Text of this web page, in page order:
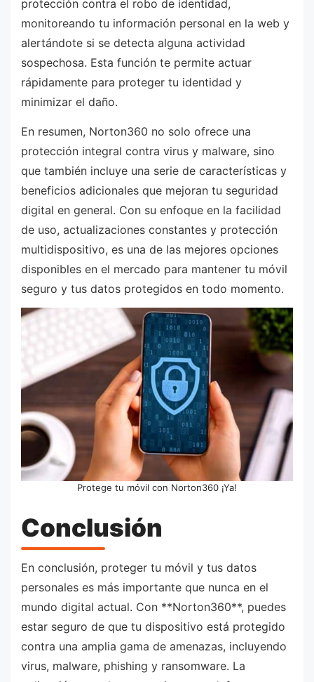
protección contra el robo de identidad,
monitoreando tu información personal en la web y
alertándote si se detecta alguna actividad
sospechosa. Esta función te permite actuar
rápidamente para proteger tu identidad y
minimizar el daño.
En resumen, Norton360 no solo ofrece una
protección integral contra virus y malware, sino
que también incluye una serie de características y
beneficios adicionales que mejoran tu seguridad
digital en general. Con su enfoque en la facilidad
de uso, actualizaciones constantes y protección
multidispositivo, es una de las mejores opciones
disponibles en el mercado para mantener tu móvil
seguro y tus datos protegidos en todo momento.
Protege tu móvil con Norton360 ¡Ya!
Conclusión
En conclusión, proteger tu móvil y tus datos
personales es más importante que nunca en el
mundo digital actual. Con **Norton360**, puedes
estar seguro de que tu dispositivo está protegido
contra una amplia gama de amenazas, incluyendo
virus, malware, phishing y ransomware. La